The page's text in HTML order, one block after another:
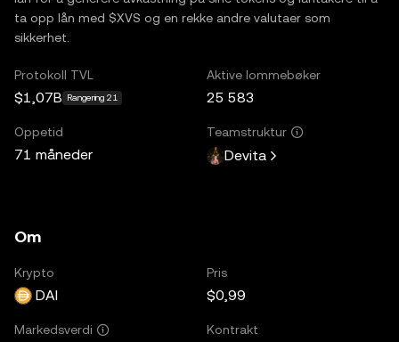
ta opp lån med $XVS og en rekke andre valutaer som
sikkerhet.
Protokoll TVL
$1,07B Rangering 21
Aktive lommebøker
25 583
Oppetid
71 måneder
Teamstruktur
Devita
Om
Krypto
DAI
Pris
$0,99
Markedsverdi Kontrakt